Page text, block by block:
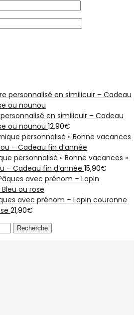
en similicuir – Cadeau
ou nounou 12,90€
personnalisé « Bonne vacances »
– Cadeau fin d’année 15,90€
avec prénom – Lapin couronne
21,90€
Recherche